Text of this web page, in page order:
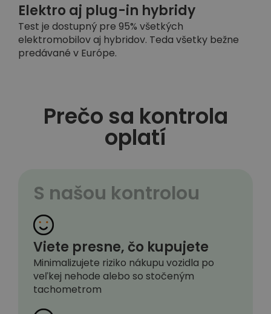
Elektro aj plug-in hybridy
Test je dostupný pre 95% všetkých
elektromobilov aj hybridov. Teda všetky bežne
predávané v Európe.
Prečo sa kontrola
oplatí
S našou kontrolou
Viete presne, čo kupujete
Minimalizujete riziko nákupu vozidla po
veľkej nehode alebo so stočeným
tachometrom